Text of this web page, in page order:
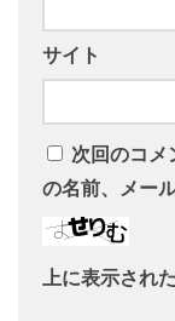
サイト
次回のコメ
の名前、メー
上に表示され